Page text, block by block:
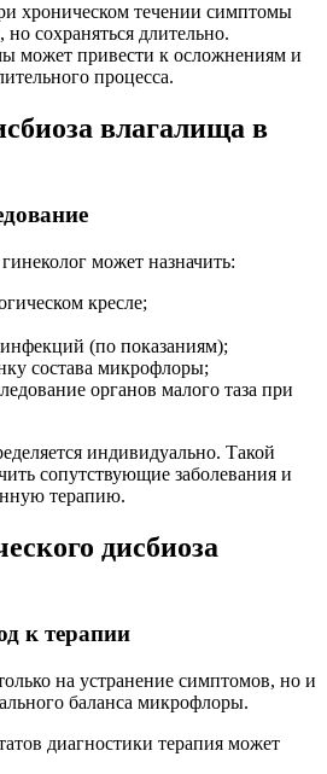
хроническом течении симптомы
сохраняться длительно.
может привести к осложнениям и
процесса.
влагалища в
может назначить:
кресле;
(по показаниям);
состава микрофлоры;
органов малого таза при
индивидуально. Такой
сопутствующие заболевания и
терапию.
дисбиоза
к терапии
на устранение симптомов, но и
баланса микрофлоры.
диагностики терапия может